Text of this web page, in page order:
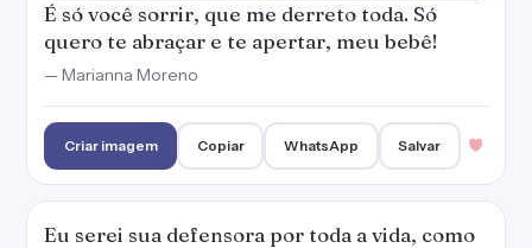
É só você sorrir, que me derreto toda. Só
quero te abraçar e te apertar, meu bebê!
— Marianna Moreno
Criar imagem Copiar WhatsApp Salvar
Eu serei sua defensora por toda a vida, como